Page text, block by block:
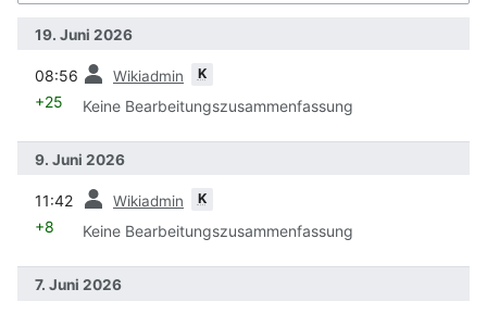
19. Juni 2026
08:56 Wikiadmin K
+25 Keine Bearbeitungszusammenfassung
9. Juni 2026
11:42 Wikiadmin K
+8 Keine Bearbeitungszusammenfassung
7. Juni 2026